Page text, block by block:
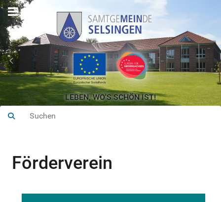
LEBEN, WO'S SCHÖN IST!
Förderverein